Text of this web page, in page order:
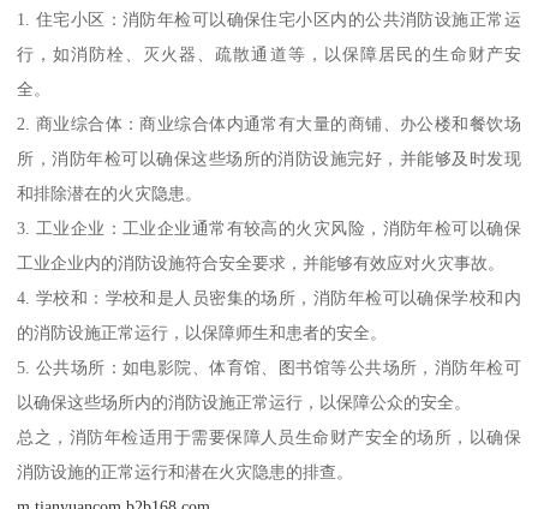
1. 住宅小区：消防年检可以确保住宅小区内的公共消防设施正常运
行，如消防栓、灭火器、疏散通道等，以保障居民的生命财产安
全。
2. 商业综合体：商业综合体内通常有大量的商铺、办公楼和餐饮场
所，消防年检可以确保这些场所的消防设施完好，并能够及时发现
和排除潜在的火灾隐患。
3. 工业企业：工业企业通常有较高的火灾风险，消防年检可以确保
工业企业内的消防设施符合安全要求，并能够有效应对火灾事故。
4. 学校和：学校和是人员密集的场所，消防年检可以确保学校和内
的消防设施正常运行，以保障师生和患者的安全。
5. 公共场所：如电影院、体育馆、图书馆等公共场所，消防年检可
以确保这些场所内的消防设施正常运行，以保障公众的安全。
总之，消防年检适用于需要保障人员生命财产安全的场所，以确保
消防设施的正常运行和潜在火灾隐患的排查。